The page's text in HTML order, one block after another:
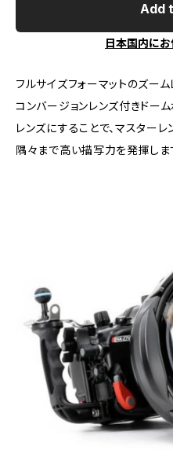
Add
日本国内に
フルサイズフォーマットのズー
コンバージョンレンズ付きドー
レンズにすることで、マスター
隅々まで高い描写力を発揮しま